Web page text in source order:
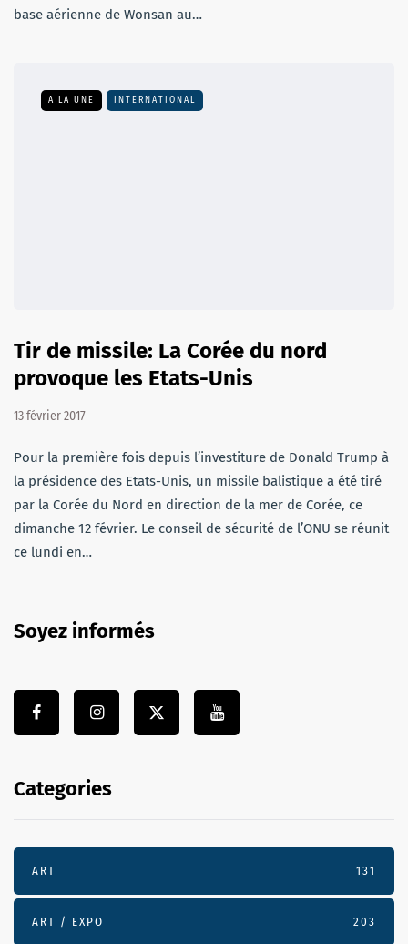
base aérienne de Wonsan au…
A LA UNE INTERNATIONAL
Tir de missile: La Corée du nord
provoque les Etats-Unis
13 février 2017
Pour la première fois depuis l’investiture de Donald Trump à
la présidence des Etats-Unis, un missile balistique a été tiré
par la Corée du Nord en direction de la mer de Corée, ce
dimanche 12 février. Le conseil de sécurité de l’ONU se réunit
ce lundi en…
Soyez informés
Categories
ART 131
ART / EXPO 203